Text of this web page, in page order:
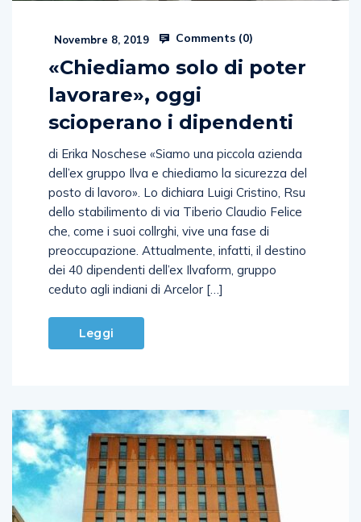
Novembre 8, 2019 Comments (0)
«Chiediamo solo di poter
lavorare», oggi
scioperano i dipendenti
di Erika Noschese «Siamo una piccola azienda
dell’ex gruppo Ilva e chiediamo la sicurezza del
posto di lavoro». Lo dichiara Luigi Cristino, Rsu
dello stabilimento di via Tiberio Claudio Felice
che, come i suoi collrghi, vive una fase di
preoccupazione. Attualmente, infatti, il destino
dei 40 dipendenti dell’ex Ilvaform, gruppo
ceduto agli indiani di Arcelor […]
Leggi